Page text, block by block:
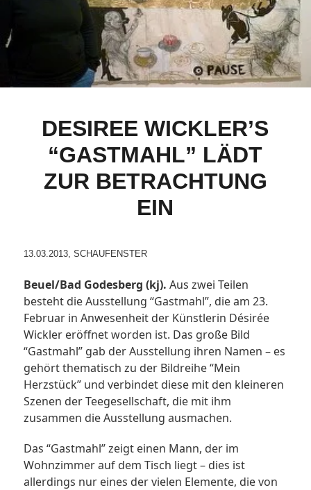
DESIREE WICKLER’S
“GASTMAHL” LÄDT
ZUR BETRACHTUNG
EIN
13.03.2013, SCHAUFENSTER
Beuel/Bad Godesberg (kj). Aus zwei Teilen
besteht die Ausstellung “Gastmahl”, die am 23.
Februar in Anwesenheit der Künstlerin Désirée
Wickler eröffnet worden ist. Das große Bild
“Gastmahl” gab der Ausstellung ihren Namen – es
gehört thematisch zu der Bildreihe “Mein
Herzstück” und verbindet diese mit den kleineren
Szenen der Teegesellschaft, die mit ihm
zusammen die Ausstellung ausmachen.
Das “Gastmahl” zeigt einen Mann, der im
Wohnzimmer auf dem Tisch liegt – dies ist
allerdings nur eines der vielen Elemente, die von